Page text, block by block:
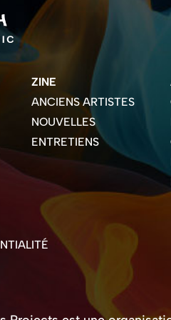
ZINE
ANCIENS ARTISTES
NOUVELLES
ENTRETIENS